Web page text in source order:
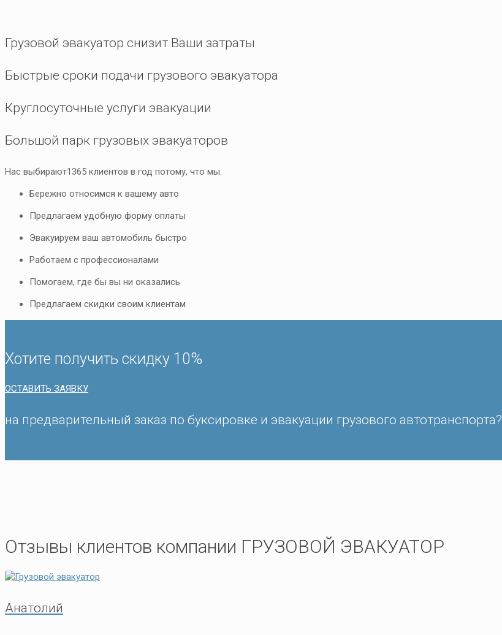
Грузовой эвакуатор снизит Ваши затраты
Быстрые сроки подачи грузового эвакуатора
Круглосуточные услуги эвакуации
Большой парк грузовых эвакуаторов
Нас выбирают1365 клиентов в год потому, что мы:
Бережно относимся к вашему авто
Предлагаем удобную форму оплаты
Эвакуируем ваш автомобиль быстро
Работаем с профессионалами
Помогаем, где бы вы ни оказались
Предлагаем скидки своим клиентам
Хотите получить скидку 10%
ОСТАВИТЬ ЗАЯВКУ
на предварительный заказ по буксировке и эвакуации грузового автотранспорта?
Отзывы клиентов компании ГРУЗОВОЙ ЭВАКУАТОР
Анатолий